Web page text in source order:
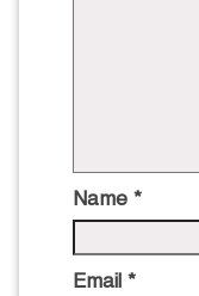
Name *
Email *